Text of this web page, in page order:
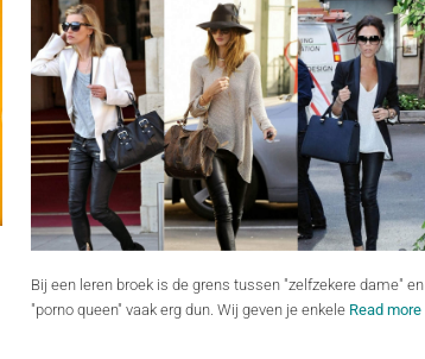
Bij een leren broek is de grens tussen "zelfzekere dame" en
"porno queen" vaak erg dun. Wij geven je enkele Read more